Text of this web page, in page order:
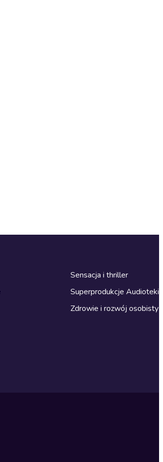
Sensacja i thriller
Superprodukcje Audioteki
Zdrowie i rozwój osobisty